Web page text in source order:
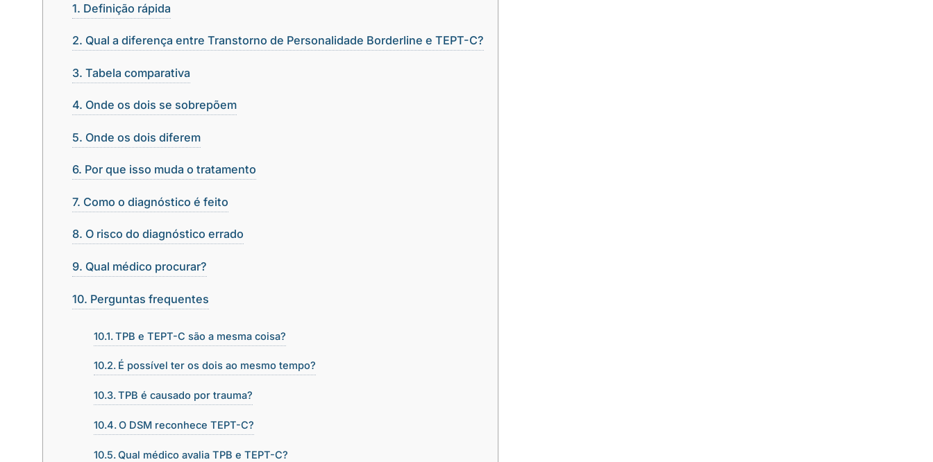
Definição rápida
Qual a diferença entre Transtorno de Personalidade Borderline e TEPT-C?
Tabela comparativa
Onde os dois se sobrepõem
Onde os dois diferem
Por que isso muda o tratamento
Como o diagnóstico é feito
O risco do diagnóstico errado
Qual médico procurar?
Perguntas frequentes
TPB e TEPT-C são a mesma coisa?
É possível ter os dois ao mesmo tempo?
TPB é causado por trauma?
O DSM reconhece TEPT-C?
Qual médico avalia TPB e TEPT-C?